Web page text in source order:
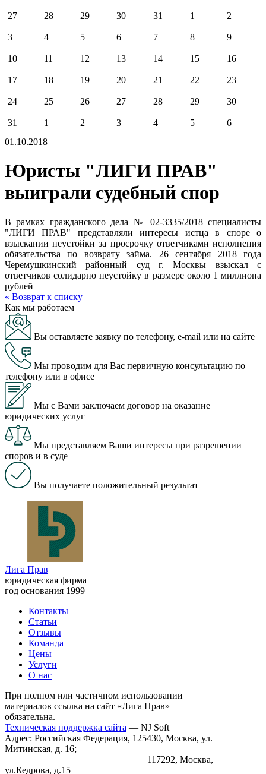
27 28 29 30 31 1 2
3 4 5 6 7 8 9
10 11 12 13 14 15 16
17 18 19 20 21 22 23
24 25 26 27 28 29 30
31 1 2 3 4 5
6
01.10.2018
Юристы "ЛИГИ ПРАВ"
выиграли судебный спор
В рамках гражданского дела № 02-3335/2018 специалисты
"ЛИГИ ПРАВ" представляли интересы истца в споре о
взыскании неустойки за просрочку ответчиками исполнения
обязательства по возврату займа. 26 сентября 2018 года
Черемушкинский районный суд г. Москвы взыскал с
ответчиков солидарно неустойку в размере около 1 миллиона
рублей
« Возврат к списку
Как мы работаем
Вы оставляете заявку по телефону, e-mail или на сайте
Мы проводим для Вас первичную консультацию по
телефону или в офисе
Мы с Вами заключаем договор на оказание
юридических услуг
Мы представляем Ваши интересы при разрешении
споров и в суде
Вы получаете положительный результат
Лига Прав
юридическая фирма
год основания 1999
Контакты
Статьи
Отзывы
Команда
Цены
Услуги
О нас
При полном или частичном использовании
материалов ссылка на сайт «Лига Прав»
обязательна.
Техническая поддержка сайта — NJ Soft
Адрес: Российская Федерация, 125430, Москва, ул.
Митинская, д. 16;
117292, Москва,
ул.Кедрова, д.15